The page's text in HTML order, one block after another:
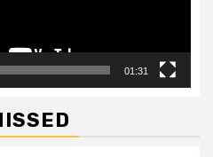
01:31